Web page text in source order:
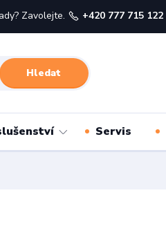
Hledat
Zavolejte. +420 777 715 122
Servis